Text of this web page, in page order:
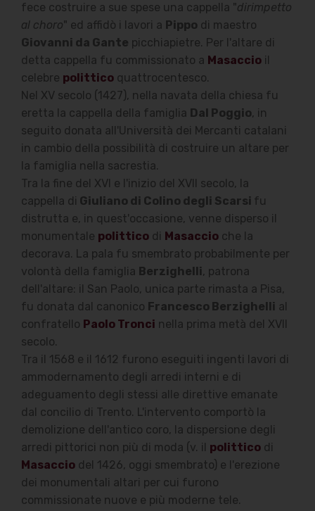
fece costruire a sue spese una cappella "dirimpetto
al choro" ed affidò i lavori a Pippo di maestro
Giovanni da Gante picchiapietre. Per l'altare di
detta cappella fu commissionato a Masaccio il
celebre polittico quattrocentesco.
Nel XV secolo (1427), nella navata della chiesa fu
eretta la cappella della famiglia Dal Poggio, in
seguito donata all'Università dei Mercanti catalani
in cambio della possibilità di costruire un altare per
la famiglia nella sacrestia.
Tra la fine del XVI e l'inizio del XVII secolo, la
cappella di Giuliano di Colino degli Scarsi fu
distrutta e, in quest'occasione, venne disperso il
monumentale polittico di Masaccio che la
decorava. La pala fu smembrato probabilmente per
volontà della famiglia Berzighelli, patrona
dell'altare: il San Paolo, unica parte rimasta a Pisa,
fu donata dal canonico Francesco Berzighelli al
confratello Paolo Tronci nella prima metà del XVII
secolo.
Tra il 1568 e il 1612 furono eseguiti ingenti lavori di
ammodernamento degli arredi interni e di
adeguamento degli stessi alle direttive emanate
dal concilio di Trento. L'intervento comportò la
demolizione dell'antico coro, la dispersione degli
arredi pittorici non più di moda (v. il polittico di
Masaccio del 1426, oggi smembrato) e l'erezione
dei monumentali altari per cui furono
commissionate nuove e più moderne tele.